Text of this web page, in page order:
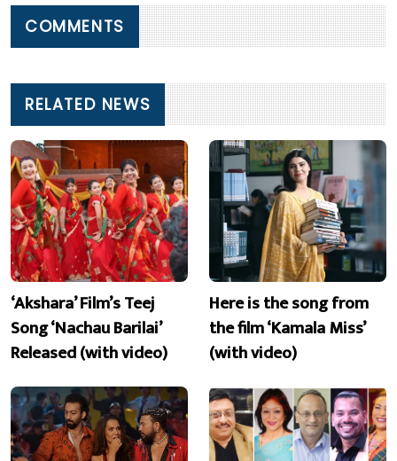
COMMENTS
RELATED NEWS
‘Akshara’ Film’s Teej
Song ‘Nachau Barilai’
Released (with video)
Here is the song from
the film ‘Kamala Miss’
(with video)